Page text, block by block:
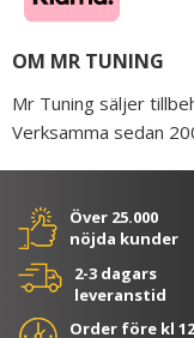
OM MR TUNING
Mr Tuning säljer
Verksamma sedan
Över 25.000
nöjda kunder
2-3 dagars
leveranstid
Order före kl